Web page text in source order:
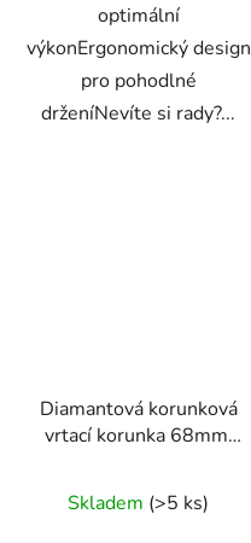
optimální
výkonErgonomický design
pro pohodlné
drženíNevíte si rady?...
Diamantová korunková
vrtací korunka 68mm,
Skladem (>5 ks)